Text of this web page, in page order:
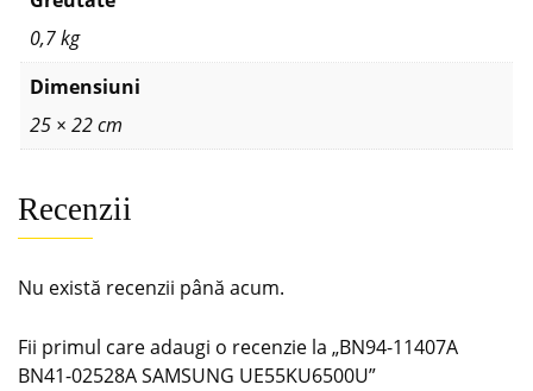
0,7 kg
Dimensiuni
25 × 22 cm
Recenzii
Nu există recenzii până acum.
Fii primul care adaugi o recenzie la „BN94-11407A
BN41-02528A SAMSUNG UE55KU6500U”